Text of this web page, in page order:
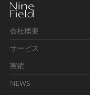
会社概要
サービス
実績
NEWS